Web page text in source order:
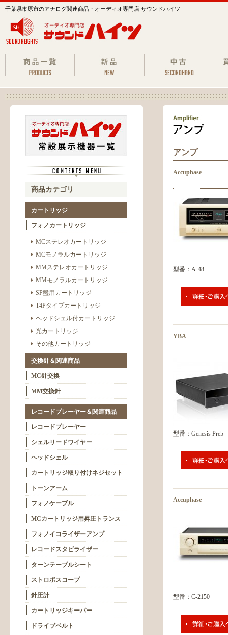
千葉県市原市のアナログ関連商品・オーディオ専門店 サウンドハイツ
アンプ
Accuphase
型番：A-48
YBA
型番：Genesis Pre5
Accuphase
型番：C-2150
商品カテゴリ
カートリッジ
フォノカートリッジ
MCステレオカートリッジ
MCモノラルカートリッジ
MMステレオカートリッジ
MMモノラルカートリッジ
SP盤用カートリッジ
T4Pタイプカートリッジ
ヘッドシェル付カートリッジ
光カートリッジ
その他カートリッジ
交換針＆関連商品
MC針交換
MM交換針
レコードプレーヤー＆関連商品
レコードプレーヤー
シェルリードワイヤー
ヘッドシェル
カートリッジ取り付けネジセット
トーンアーム
フォノケーブル
MCカートリッジ用昇圧トランス
フォノイコライザーアンプ
レコードスタビライザー
ターンテーブルシート
ストロボスコープ
針圧計
カートリッジキーパー
ドライブベルト